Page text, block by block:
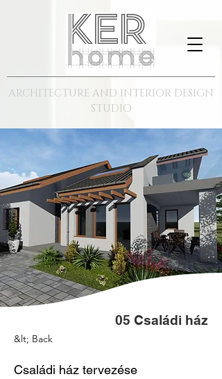
ARCHITECTURE AND INTERIOR DESIGN
STUDIO
&lt; Back
Családi ház tervezése
05 Családi ház